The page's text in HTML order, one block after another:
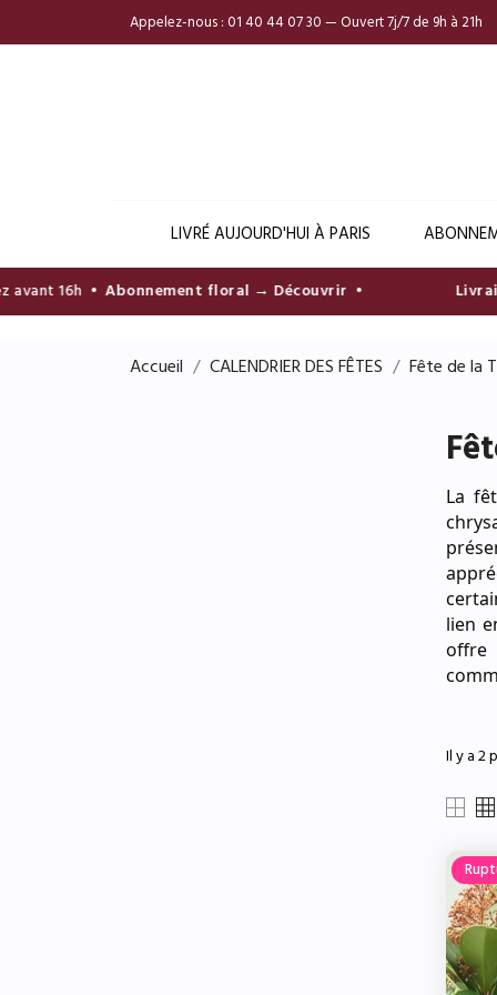
Appelez-nous : 01 40 44 07 30 — Ouvert 7j/7 de 9h à 21h
LIVRÉ AUJOURD'HUI À PARIS
16h • Abonnement floral → Découvrir•
Accueil CALENDRIER DES FÊTES Fête de la
La
lien
offre
Il y a 2